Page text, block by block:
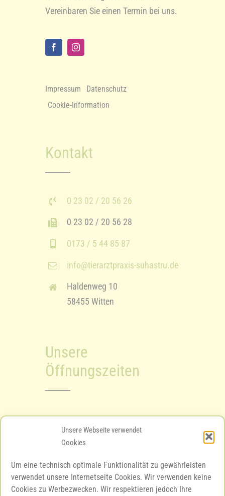
Unsere Webseite verwendet
Cookies
Um eine technisch optimale Funktionalität zu gewährleisten
verwendet unsere Internetseite Cookies. Wir verwenden keine
Cookies zu Werbezwecken. Wir respektieren jedoch Ihre
Vereinbaren Sie einen Termin bei uns.
Impressum
Datenschutz
Cookie-Information
Kontakt
0 23 02 / 20 56 26
0 23 02 / 20 56 28
0173 / 5 44 85 87
info@tierarztpraxis-suhastru.de
Haldenweg 10
58455 Witten
Unsere
Öffnungszeiten
Mo – Fr 15.00 – 18.00 Uhr
Sa 10.00 – 12.00 Uhr